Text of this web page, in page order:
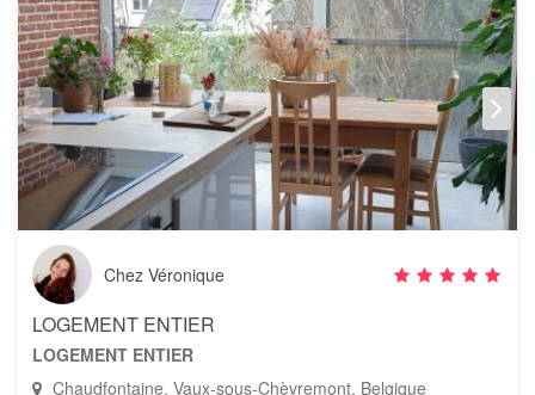
Chez Véronique
LOGEMENT ENTIER
LOGEMENT ENTIER
Chaudfontaine, Vaux-sous-Chèvremont, Belgique